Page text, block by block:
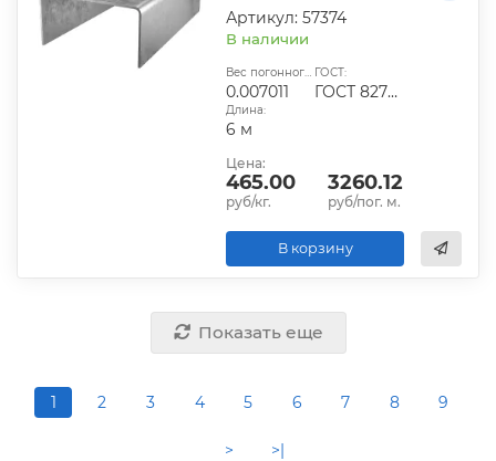
Артикул: 57374
В наличии
Вес погонного метра, т.:
0.007011
ГОСТ:
ГОСТ 8278-83
Длина:
6 м
Цена:
465.00
руб/кг.
3260.12
руб/пог. м.
В корзину
Показать еще
1 2 3 4 5 6 7 8 9
> >|